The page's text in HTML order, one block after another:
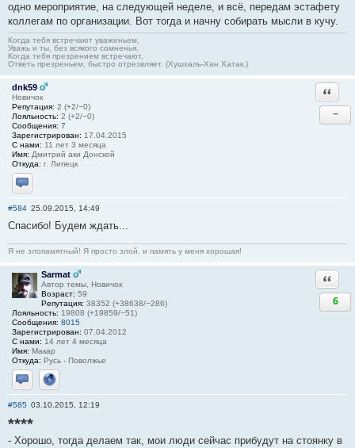
одно мероприятие, на следующей неделе, и всё, передам эстафету
коллегам по организации. Вот тогда и начну собирать мысли в кучу.
Когда тебя встречают уваженьем,
Уважь и ты, без всякого сомненья.
Когда тебя презрением встречают,
Ответь презреньем, быстро отрезвляет. (Хушхаль-Хан Хатак.)
dnk59
Новичок
Репутация: 2 (+2/−0)
Лояльность: 2 (+2/−0)
Сообщения: 7
Зарегистрирован: 17.04.2015
С нами: 11 лет 3 месяца
Имя: Дмитрий аки Донской
Откуда: г. Липецк
Отправить личное сообщение
−
#584 25.09.2015, 14:49
Спасибо! Будем ждать...
Я не злопамятный! Я просто злой, и память у меня хорошая!
Sarmat
Автор темы, Новичок
Возраст: 59
Репутация: 38352 (+38638/−286)
Лояльность: 19808 (+19859/−51)
Сообщения: 8015
Зарегистрирован: 07.04.2012
С нами: 14 лет 4 месяца
Имя: Макар
Откуда: Русь - Поволжье
Отправить личное сообщение
Сайт
6
#585 03.10.2015, 12:19
****
- Хорошо, тогда делаем так, мои люди сейчас прибудут на стоянку в